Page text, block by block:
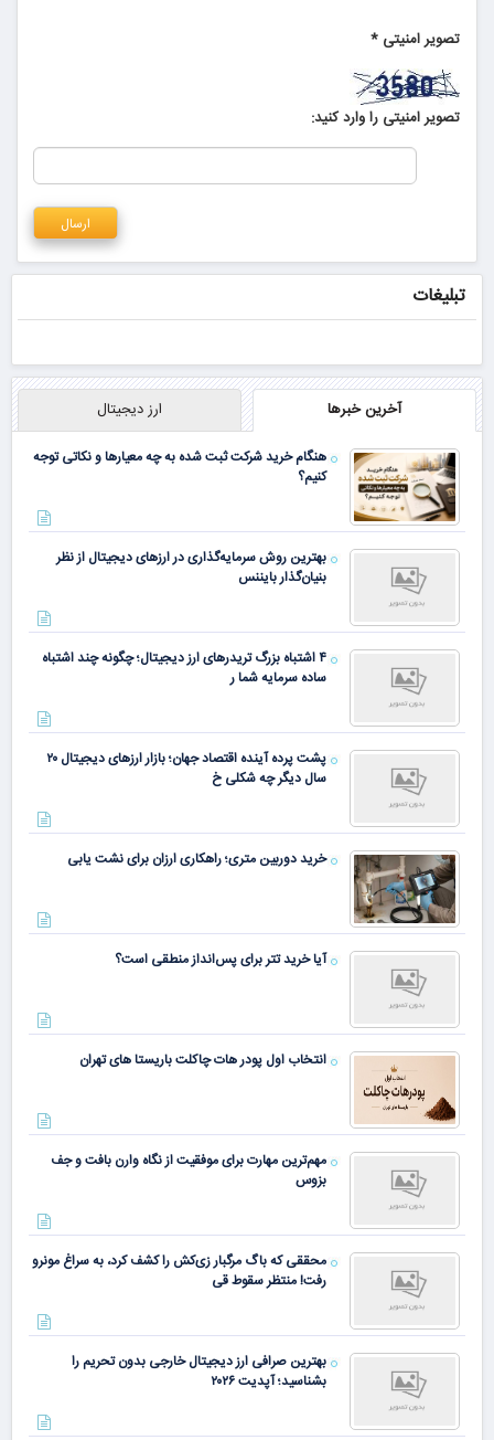
تصویر امنیتی *
تصویر امنیتی را وارد کنید:
تبلیغات
آخرین خبرها ارز دیجیتال
هنگام خرید شرکت ثبت شده به چه معیارها و نکاتی توجه
کنیم؟
بهترین روش سرمایه‌گذاری در ارزهای دیجیتال از نظر
بنیان‌گذار بایننس
۴ اشتباه بزرگ تریدرهای ارز دیجیتال؛ چگونه چند اشتباه
ساده سرمایه شما ر
پشت پرده آینده اقتصاد جهان؛ بازار ارزهای دیجیتال ۲۰
سال دیگر چه شکلی خ
خرید دوربین متری؛ راهکاری ارزان برای نشت یابی
آیا خرید تتر برای پس‌انداز منطقی است؟
انتخاب اول پودر هات چاکلت باریستا های تهران
مهم‌ترین مهارت برای موفقیت از نگاه وارن بافت و جف
بزوس
محققی که باگ مرگبار زی‌کش را کشف کرد، به سراغ مونرو
رفت! منتظر سقوط قی
بهترین صرافی ارز دیجیتال خارجی بدون تحریم را
بشناسید؛ آپدیت ۲۰۲۶